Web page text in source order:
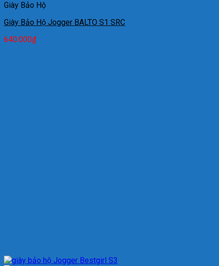
Giày Bảo Hộ
Giày Bảo Hộ Jogger BALTO S1 SRC
640.000₫